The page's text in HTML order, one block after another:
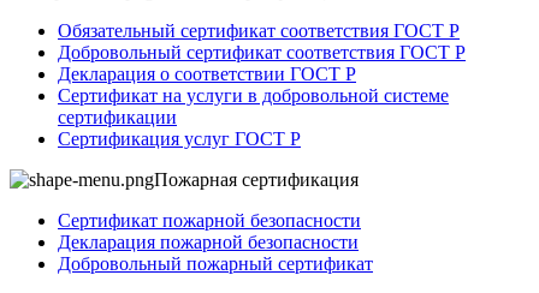
Обязательный сертификат соответствия ГОСТ Р
Добровольный сертификат соответствия ГОСТ Р
Декларация о соответствии ГОСТ Р
Сертификат на услуги в добровольной системе
сертификации
Сертификация услуг ГОСТ Р
Пожарная сертификация
Сертификат пожарной безопасности
Декларация пожарной безопасности
Добровольный пожарный сертификат